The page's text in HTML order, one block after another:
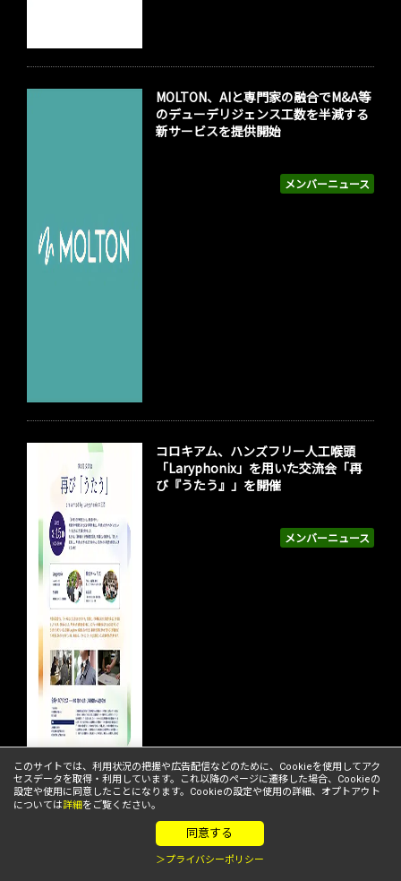
メンバーニュース
MOLTON、AIと専門家の融合でM&A等
のデューデリジェンス工数を半減する
新サービスを提供開始
メンバーニュース
コロキアム、ハンズフリー人工喉頭
「Laryphonix」を用いた交流会「再
び『うたう』」を開催
との「自治体向け法務DXセミナー」を
追加開催
このサイトでは、利用状況の把握や広告配信などのために、Cookieを使用してアク
セスデータを取得・利用しています。これ以降のページに遷移した場合、Cookieの
設定や使用に同意したことになります。Cookieの設定や使用の詳細、オプトアウト
については詳細をご覧ください。
同意する
＞プライバシーポリシー